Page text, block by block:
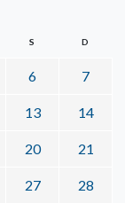
S D
6 7
13 14
20 21
27 28